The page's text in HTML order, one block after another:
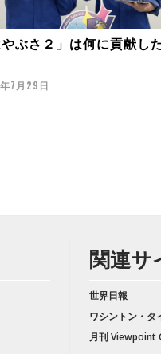
やぶさ２」は何に貢献し
7月29日
関連サ
世界日報
ワシントン・タ
月刊 Viewpoint